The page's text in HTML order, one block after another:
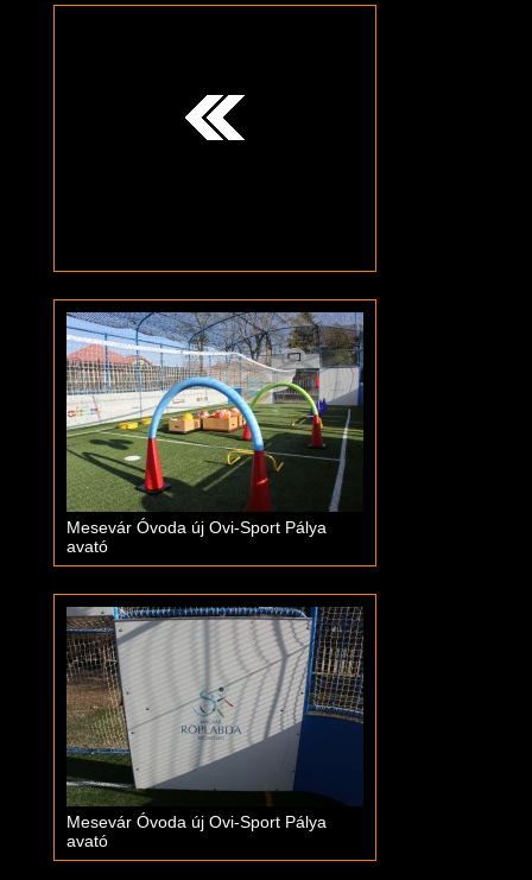
Mesevár Óvoda új Ovi-Sport Pálya
avató
Mesevár Óvoda új Ovi-Sport Pálya
avató